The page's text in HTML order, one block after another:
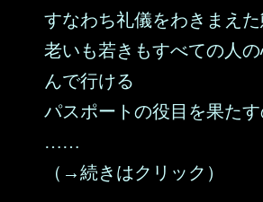
すなわち礼儀をわきまえた
老いも若きもすべての人
んで行ける
パスポートの役目を果たす
……
（→続きはクリック）